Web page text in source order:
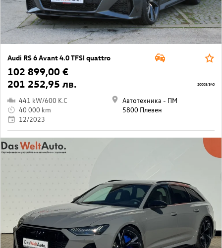
Audi RS 6 Avant 4.0 TFSI quattro
102 899,00 €
201 252,95 лв.
441 kW/600 K.C
40 000 km
12/2023
Автотехника - ПМ
5800 Плевен
20008/340